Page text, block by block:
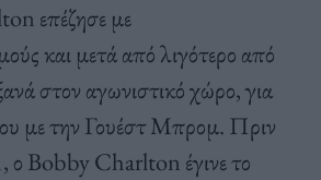
επέζησε με
και μετά από λιγότερο από
στον αγωνιστικό χώρο, για
με την Γουέστ Μπρομ. Πριν
ο Bobby Charlton έγινε το